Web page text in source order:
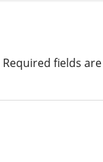
Required fields